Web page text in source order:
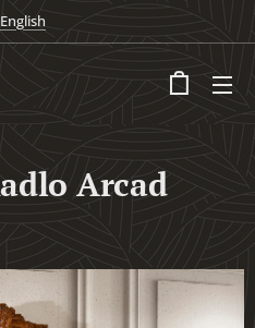
English
Arcad